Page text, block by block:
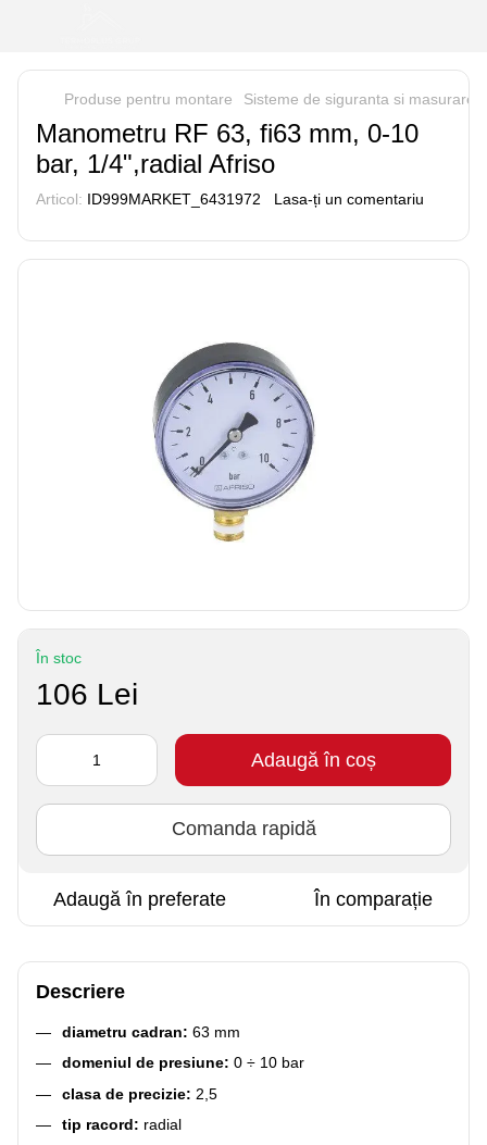
Produse pentru montare Sisteme de siguranta si masurare
Manometru RF 63, fi63 mm, 0-10
bar, 1/4",radial Afriso
Articol: ID999MARKET_6431972 Lasa-ți un comentariu
În stoc
106 Lei
Adaugă în coș
Comanda rapidă
Adaugă în preferate În comparație
Descriere
diametru cadran: 63 mm
domeniul de presiune: 0 ÷ 10 bar
clasa de precizie: 2,5
tip racord: radial